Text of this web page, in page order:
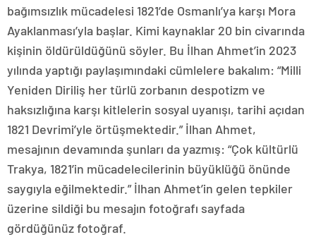
bağımsızlık mücadelesi 1821’de Osmanlı’ya karşı Mora
Ayaklanması’yla başlar. Kimi kaynaklar 20 bin civarında
kişinin öldürüldüğünü söyler. Bu İlhan Ahmet’in 2023
yılında yaptığı paylaşımındaki cümlelere bakalım: “Milli
Yeniden Diriliş her türlü zorbanın despotizm ve
haksızlığına karşı kitlelerin sosyal uyanışı, tarihi açıdan
1821 Devrimi’yle örtüşmektedir.” İlhan Ahmet,
mesajının devamında şunları da yazmış: “Çok kültürlü
Trakya, 1821’in mücadelecilerinin büyüklüğü önünde
saygıyla eğilmektedir.” İlhan Ahmet’in gelen tepkiler
üzerine sildiği bu mesajın fotoğrafı sayfada
gördüğünüz fotoğraf.